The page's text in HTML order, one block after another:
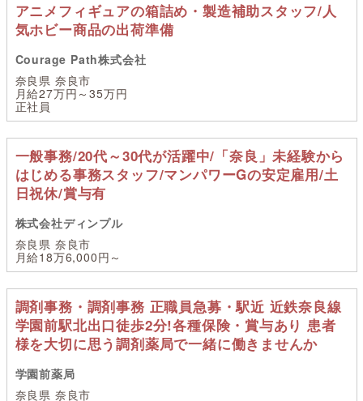
アニメフィギュアの箱詰め・製造補助スタッフ/人
気ホビー商品の出荷準備
Courage Path株式会社
奈良県 奈良市
月給27万円～35万円
正社員
一般事務/20代～30代が活躍中/「奈良」未経験から
はじめる事務スタッフ/マンパワーGの安定雇用/土
日祝休/賞与有
株式会社ディンプル
奈良県 奈良市
月給18万6,000円～
調剤事務・調剤事務 正職員急募・駅近 近鉄奈良線
学園前駅北出口徒歩2分!各種保険・賞与あり 患者
様を大切に思う調剤薬局で一緒に働きませんか
学園前薬局
奈良県 奈良市